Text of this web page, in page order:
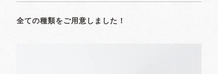
全ての種類をご用意しました！